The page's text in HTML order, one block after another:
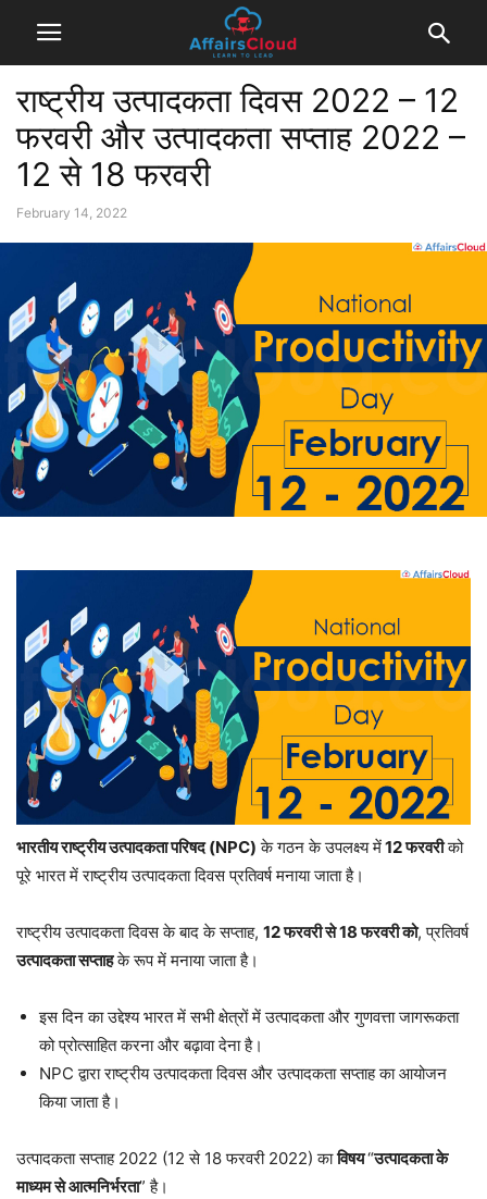
राष्ट्रीय उत्पादकता दिवस 2022 – 12
फरवरी और उत्पादकता सप्ताह 2022 –
12 से 18 फरवरी
February 14, 2022
भारतीय राष्ट्रीय उत्पादकता परिषद (NPC) के गठन के उपलक्ष्य में12 फरवरीको
पूरे भारत में राष्ट्रीय उत्पादकता दिवस प्रतिवर्ष मनाया जाता है।
राष्ट्रीय उत्पादकता दिवस के बाद के सप्ताह, 12 फरवरी से 18 फरवरी को, प्रतिवर्ष
उत्पादकता सप्ताहके रूप में मनाया जाता है।
इस दिन का उद्देश्य भारत में सभी क्षेत्रों में उत्पादकता और गुणवत्ता जागरूकता
को प्रोत्साहित करना और बढ़ावा देना है।
NPC द्वारा राष्ट्रीय उत्पादकता दिवस और उत्पादकता सप्ताह का आयोजन
किया जाता है।
उत्पादकता सप्ताह 2022 (12 से 18 फरवरी 2022) काविषय“उत्पादकता के
माध्यम से आत्मनिर्भरता” है।